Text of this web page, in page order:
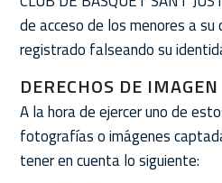
de acceso de los menores a su
registrado falseando su
DERECHOS DE IMAGEN
A la hora de ejercer uno de
fotografías o imágenes
tener en cuenta lo siguiente: